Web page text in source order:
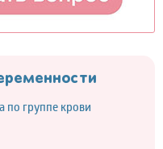
по группе крови